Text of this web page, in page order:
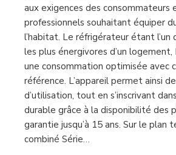
aux exigences des consommateurs
professionnels souhaitant équiper
l’habitat. Le réfrigérateur étant l’un
les plus énergivores d’un logement,
une consommation optimisée avec
référence. L’appareil permet ainsi
d’utilisation, tout en s’inscrivant
durable grâce à la disponibilité des
garantie jusqu’à 15 ans. Sur le plan
combiné Série…